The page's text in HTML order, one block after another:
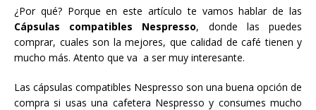
¿Por qué? Porque en este artículo te vamos hablar de las
Cápsulas compatibles Nespresso, donde las puedes
comprar, cuales son la mejores, que calidad de café tienen y
mucho más. Atento que va a ser muy interesante.
Las cápsulas compatibles Nespresso son una buena opción de
compra si usas una cafetera Nespresso y consumes mucho